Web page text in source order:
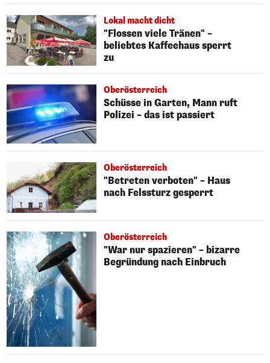
Lokal macht dicht
"Flossen viele Tränen" –
beliebtes Kaffeehaus sperrt
zu
Oberösterreich
Schüsse in Garten, Mann ruft
Polizei – das ist passiert
Oberösterreich
"Betreten verboten" – Haus
nach Felssturz gesperrt
Oberösterreich
"War nur spazieren" – bizarre
Begründung nach Einbruch